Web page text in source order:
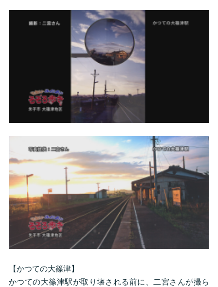
【かつての大篠津】
かつての大篠津駅が取り壊される前に、二宮さんが撮ら